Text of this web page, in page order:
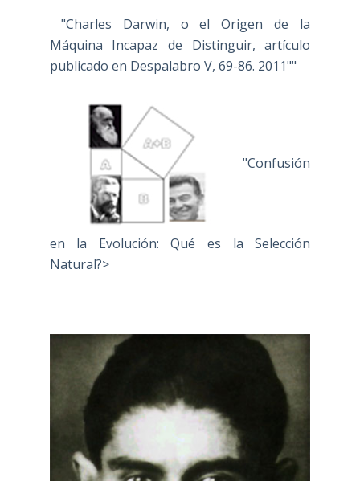
"Charles Darwin, o el Origen de la
Máquina Incapaz de Distinguir, artículo
publicado en Despalabro V, 69-86. 2011""
"Confusión
en la Evolución: Qué es la Selección
Natural?>